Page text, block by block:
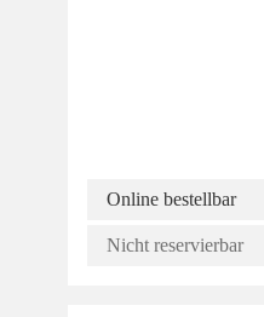
Online bestellbar
Nicht reservierbar